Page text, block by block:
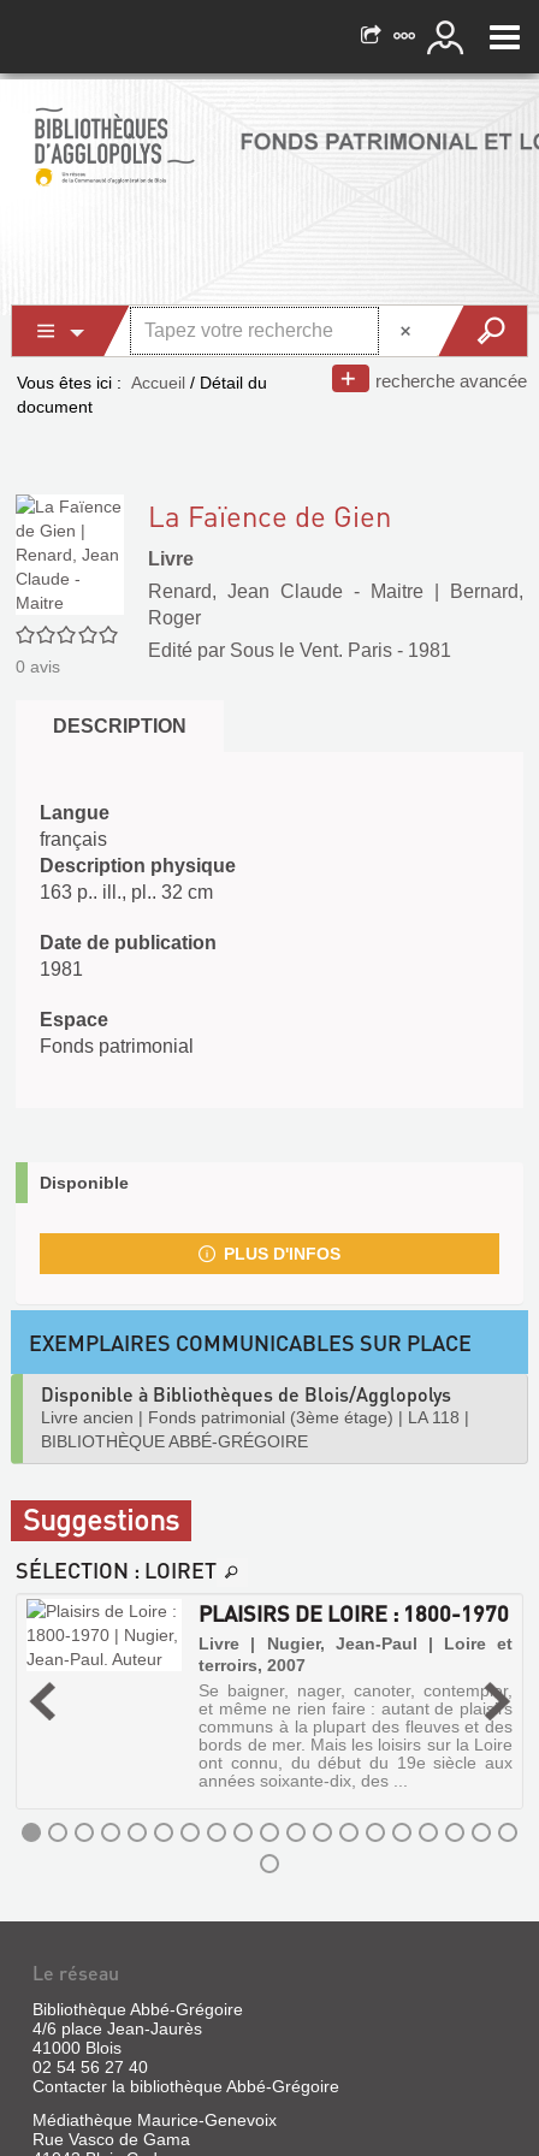
recherche avancée
Vous êtes ici : Accueil / Détail du
document
0/5
0 avis
La Faïence de Gien
Livre
Renard, Jean Claude - Maitre
Bernard,
Roger
Edité par Sous le Vent. Paris - 1981
DESCRIPTION
Langue
français
Description physique
163 p.. ill., pl.. 32 cm
Date de publication
1981
Espace
Fonds patrimonial
Disponible
PLUS D'INFOS
EXEMPLAIRES COMMUNICABLES SUR PLACE
Disponible à Bibliothèques de Blois/Agglopolys
Livre ancien | Fonds patrimonial (3ème étage) | LA 118 |
BIBLIOTHÈQUE ABBÉ-GRÉGOIRE
Suggestions
SÉLECTION : LOIRET
PLAISIRS DE LOIRE : 1800-1970
Livre | Nugier, Jean-Paul | Loire et
terroirs, 2007
Se baigner, nager, canoter, contempler,
et même ne rien faire : autant de plaisirs
communs à la plupart des fleuves et des
bords de mer. Mais les loisirs sur la Loire
ont connu, du début du 19e siècle aux
années soixante-dix, des ...
PLAISIRS
DE
LOIRE
Le réseau
Bibliothèque Abbé-Grégoire
4/6 place Jean-Jaurès
41000 Blois
02 54 56 27 40
Contacter la bibliothèque Abbé-Grégoire
Médiathèque Maurice-Genevoix
Rue Vasco de Gama